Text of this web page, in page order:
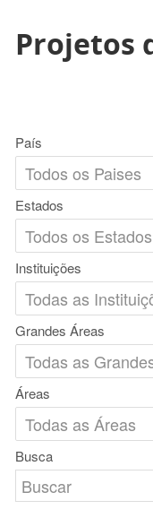
Projetos
País
Estados
Instituições
Grandes Áreas
Áreas
Busca